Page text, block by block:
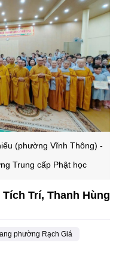
(phường Vĩnh Thông) -
Trung cấp Phật học
Tích Trí, Thanh Hùng
phường Rạch Giá